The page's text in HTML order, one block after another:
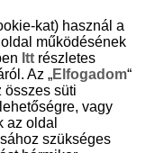
or horses during
kat) használ a
működésének
Itt részletes
Az „Elfogadom“
összes süti
lehetőségre, vagy
az oldal
szükséges